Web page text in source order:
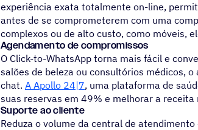
experiência exata totalmente on-line,
antes de se comprometerem com uma
complexos ou de alto custo, como móveis,
Agendamento de compromissos
O Click-to-WhatsApp torna mais fácil e
salões de beleza ou consultórios médicos,
chat. A Apollo 24|7, uma plataforma de
suas reservas em 49% e melhorar a
Suporte ao cliente
Reduza o volume da central de